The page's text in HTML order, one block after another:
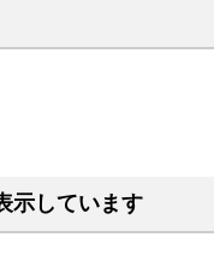
示しています